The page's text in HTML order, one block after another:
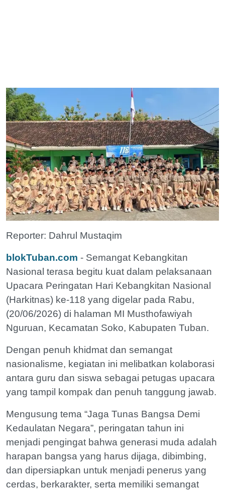
Reporter: Dahrul Mustaqim
blokTuban.com - Semangat Kebangkitan
Nasional terasa begitu kuat dalam pelaksanaan
Upacara Peringatan Hari Kebangkitan Nasional
(Harkitnas) ke-118 yang digelar pada Rabu,
(20/06/2026) di halaman MI Musthofawiyah
Nguruan, Kecamatan Soko, Kabupaten Tuban.
Dengan penuh khidmat dan semangat
nasionalisme, kegiatan ini melibatkan kolaborasi
antara guru dan siswa sebagai petugas upacara
yang tampil kompak dan penuh tanggung jawab.
Mengusung tema “Jaga Tunas Bangsa Demi
Kedaulatan Negara”, peringatan tahun ini
menjadi pengingat bahwa generasi muda adalah
harapan bangsa yang harus dijaga, dibimbing,
dan dipersiapkan untuk menjadi penerus yang
cerdas, berkarakter, serta memiliki semangat